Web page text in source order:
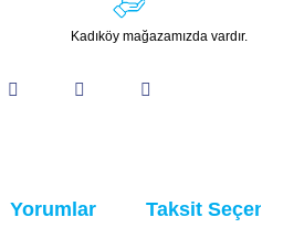
Kadıköy mağazamızda vardır.
Yorumlar Taksit